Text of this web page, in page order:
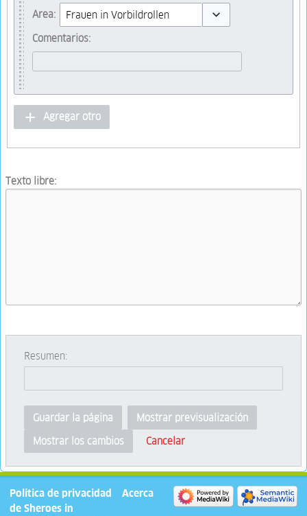
Area:
Comentarios:
Agregar otro
Texto libre:
Resumen:
Guardar la página
Mostrar previsualización
Mostrar los cambios
Cancelar
Política de privacidad
Acerca
de Sheroes in